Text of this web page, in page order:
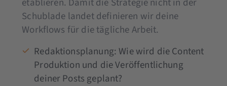
etablieren. Damit die Strategie nicht in der
Schublade landet definieren wir deine
Workflows für die tägliche Arbeit.
Redaktionsplanung: Wie wird die Content
Produktion und die Veröffentlichung
deiner Posts geplant?